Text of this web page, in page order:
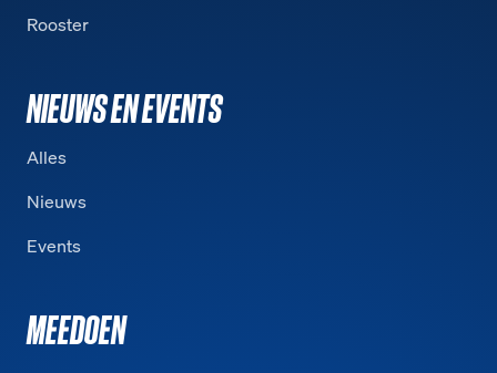
Rooster
NIEUWS EN EVENTS
Alles
Nieuws
Events
MEEDOEN